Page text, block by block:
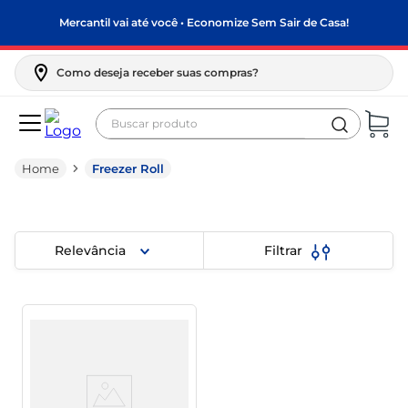
Mercantil vai até você • Economize Sem Sair de Casa!
Como deseja receber suas compras?
Buscar produto
Freezer Roll
Relevância Filtrar
biscoito
papel higiênico
feijão